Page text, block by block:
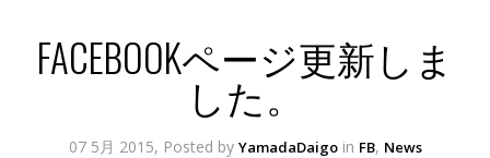
FACEBOOKページ更新しま
した。
07 5月 2015, Posted by YamadaDaigoin FB, News